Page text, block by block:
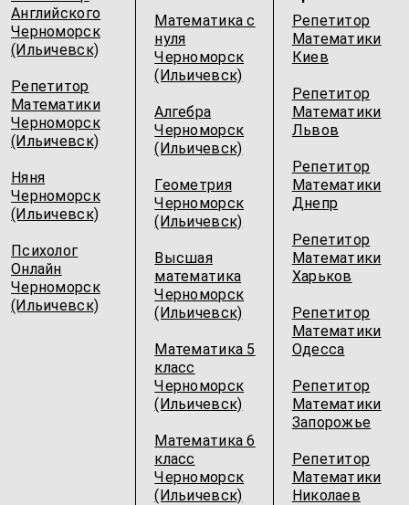
Английского
Черноморск
(Ильичевск)
Репетитор
Математики
Черноморск
(Ильичевск)
Няня
Черноморск
(Ильичевск)
Психолог
Онлайн
Черноморск
(Ильичевск)
Математика с
нуля
Черноморск
(Ильичевск)
Алгебра
Черноморск
(Ильичевск)
Геометрия
Черноморск
(Ильичевск)
Высшая
математика
Черноморск
(Ильичевск)
Математика 5
класс
Черноморск
(Ильичевск)
Математика 6
класс
Черноморск
(Ильичевск)
Репетитор
Математики
Киев
Репетитор
Математики
Львов
Репетитор
Математики
Днепр
Репетитор
Математики
Харьков
Репетитор
Математики
Одесcа
Репетитор
Математики
Запорожье
Репетитор
Математики
Николаев